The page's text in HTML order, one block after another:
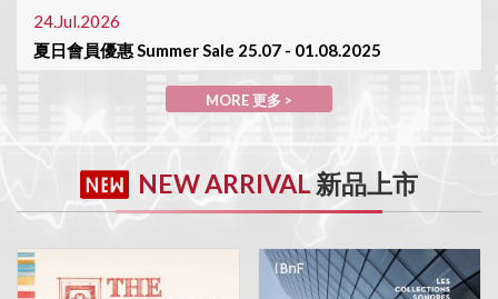
24.Jul.2026
夏日會員優惠 Summer Sale 25.07 - 01.08.2025
MORE 更多>
MORE 更多 >
NEW ARRIVAL 新品上市